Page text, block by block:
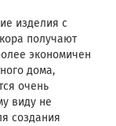
изделия с
получают
экономичен
дома,
очень
виду не
создания